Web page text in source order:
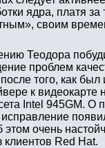
ядра, платя за
своим
Теодора
проблем
того, как был
к видеокарте
Intel 945GM. О
этом очень
клиентов Red Hat.